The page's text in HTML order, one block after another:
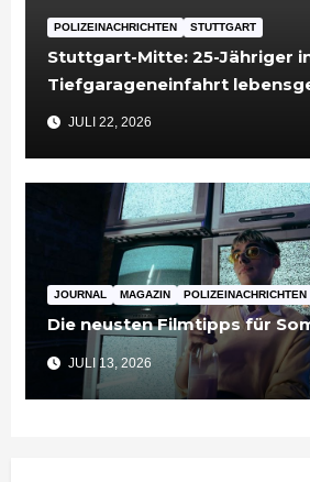
POLIZEINACHRICHTEN STUTTGART
Stuttgart-Mitte: 25-Jähriger
Tiefgarageneinfahrt
verletzt
JULI 22, 2026
JOURNAL MAGAZIN POLIZEINACHRICHTEN
Die neusten Filmtipps für
JULI 13, 2026